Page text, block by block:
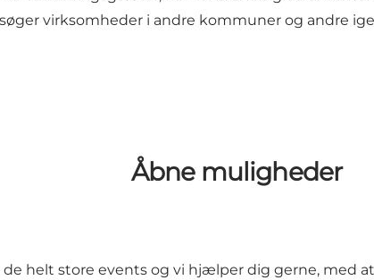
virksomheder i andre kommuner og andre
Åbne muligheder
helt store events og vi hjælper dig gerne, med